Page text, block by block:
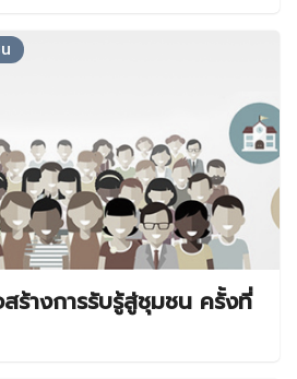
ร้างการรับรู้สู่ชุมชน ครั้งที่